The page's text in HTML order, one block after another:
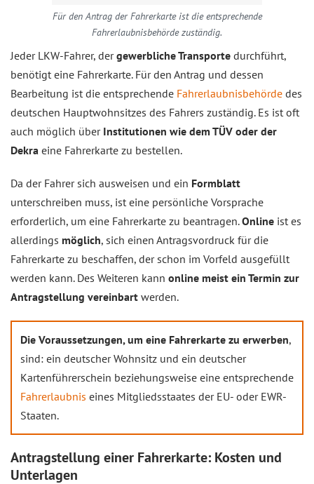
Für den Antrag der Fahrerkarte ist die entsprechende
Fahrerlaubnisbehörde zuständig.
Jeder LKW-Fahrer, dergewerbliche Transporte durchführt,
benötigt eine Fahrerkarte. Für den Antrag und dessen
Bearbeitung ist die entsprechende Fahrerlaubnisbehörde des
deutschen Hauptwohnsitzes des Fahrers zuständig. Es ist oft
auch möglich über Institutionen wie dem TÜV oder der
Dekra eine Fahrerkarte zu bestellen.
Da der Fahrer sich ausweisen und ein Formblatt
unterschreiben muss, ist eine persönliche Vorsprache
erforderlich, um eine Fahrerkarte zu beantragen.Online ist es
allerdings möglich, sich einen Antragsvordruck für die
Fahrerkarte zu beschaffen, der schon im Vorfeld ausgefüllt
werden kann. Des Weiteren kann online meist ein Termin zur
Antragstellung vereinbart werden.
Die Voraussetzungen, um eine Fahrerkarte zu erwerben,
sind: ein deutscher Wohnsitz und ein deutscher
Kartenführerschein beziehungsweise eine entsprechende
Fahrerlaubnis eines Mitgliedsstaates der EU- oder EWR-
Staaten.
Antragstellung einer Fahrerkarte: Kosten und
Unterlagen